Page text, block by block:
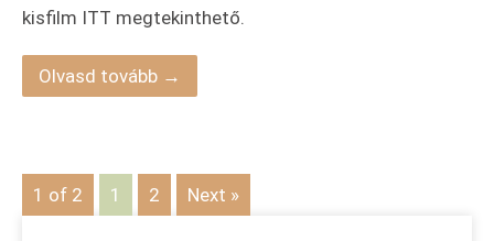
kisfilm ITT megtekinthető.
Olvasd tovább →
1 of 2 1 2 Next »